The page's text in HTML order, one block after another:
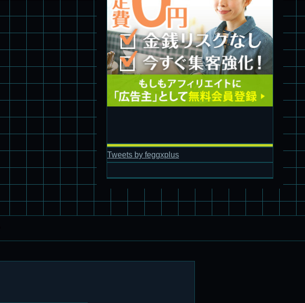
旧キット製作★アオシマ ロボダッチ モビルタマゴロー
パチ組塗装★バンダイ HG スコープドッグ拡張セット3～5
スコープドッグ サンサ戦 リーマン少佐機
Tweets by feggxplus